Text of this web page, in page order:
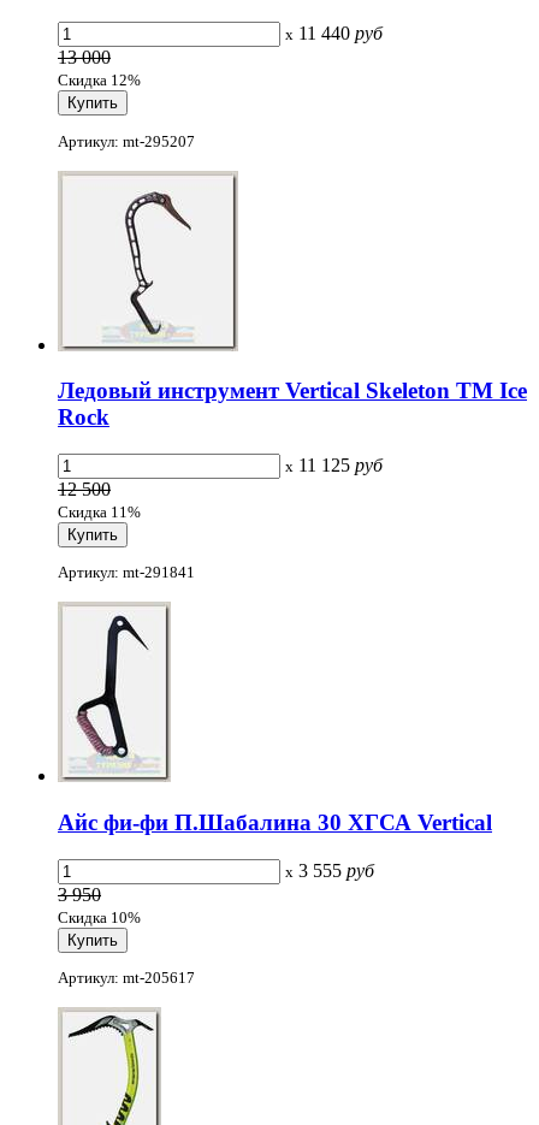
x 11 440 руб
13 000
Скидка 12%
Артикул: mt-295207
Ледовый инструмент Vertical Skeleton ТМ Ice
Rock
x 11 125 руб
12 500
Скидка 11%
Артикул: mt-291841
Айс фи-фи П.Шабалина 30 ХГСА Vertical
x 3 555 руб
3 950
Скидка 10%
Артикул: mt-205617